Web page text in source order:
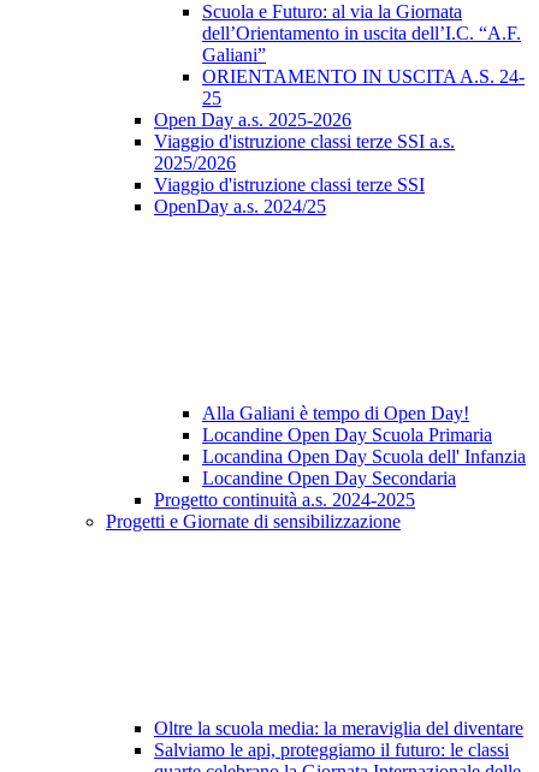
Scuola e Futuro: al via la Giornata
dell’Orientamento in uscita dell’I.C. “A.F.
Galiani”
ORIENTAMENTO IN USCITA A.S. 24-
25
Open Day a.s. 2025-2026
Viaggio d'istruzione classi terze SSI a.s.
2025/2026
Viaggio d'istruzione classi terze SSI
OpenDay a.s. 2024/25
Alla Galiani è tempo di Open Day!
Locandine Open Day Scuola Primaria
Locandina Open Day Scuola dell' Infanzia
Locandine Open Day Secondaria
Progetto continuità a.s. 2024-2025
Progetti e Giornate di sensibilizzazione
Oltre la scuola media: la meraviglia del diventare
Salviamo le api, proteggiamo il futuro: le classi